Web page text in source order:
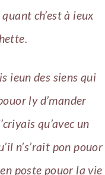
ch’est à ieux
ieun des siens qui
ly d’mander
qu’avec un
n’s’rait pon pouor
poste pouor la vie